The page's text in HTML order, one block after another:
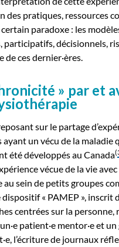
des pratiques, ressources
paradoxe : les
participatifs, décisionnels,
de ces dernier·ères.
» par et
sur le partage
ayant un vécu de la maladie
été développés au Canada(
vécue de la vie
sein de petits groupes
dispositif « PAMEP », inscrit
centrées sur la personne,
patient·e mentor·e et
l’écriture de journaux